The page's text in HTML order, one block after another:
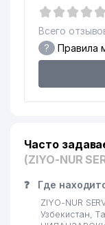
ЗАВОД ГП
14 ASTER IT
15 GAZON
Всего
? Правила
Часто
(ZIYO-NUR
❓ Где
ZIYO-NUR
Узбекистан,